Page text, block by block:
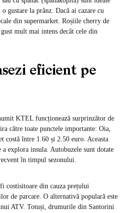
gustare la prânz. Dacă ai cazare cu
din supermarket. Roșiile cherry de
mult mai intens decât cele din
eficient pe
KTEL funcționează surprinzător de
către toate punctele importante: Oia,
costă între 1.60 și 2.50 euro. Aceasta
a explora insula. Autobuzele sunt dotate
în timpul sezonului.
costisitoare din cauza prețului
de parcare. O alternativă populară este
ATV. Totuși, drumurile din Santorini